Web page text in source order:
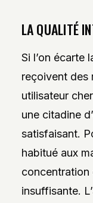
LA QUALITÉ
Si l’on écarte
reçoivent des
utilisateur
une citadine
satisfaisant.
habitué aux
concentration
insuffisante.